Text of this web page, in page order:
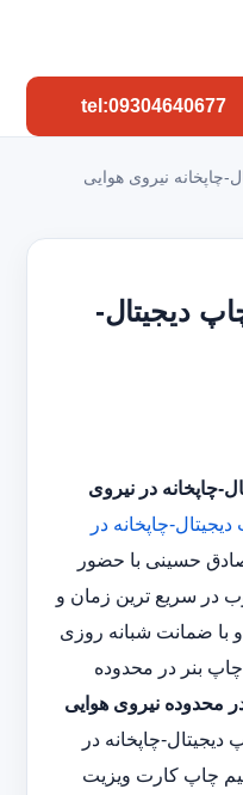
tel:09304640677
چاپخانه نیروی هوایی
دیجیتال-
چاپخانه در نیروی
چاپخانه در
آقای صادق حسینی با حضور
در سریع ترین زمان و
با ضمانت شبانه روزی
بنر در محدوده
محدوده نیروی هوایی
دیجیتال-چاپخانه در
چاپ کارت ویزیت